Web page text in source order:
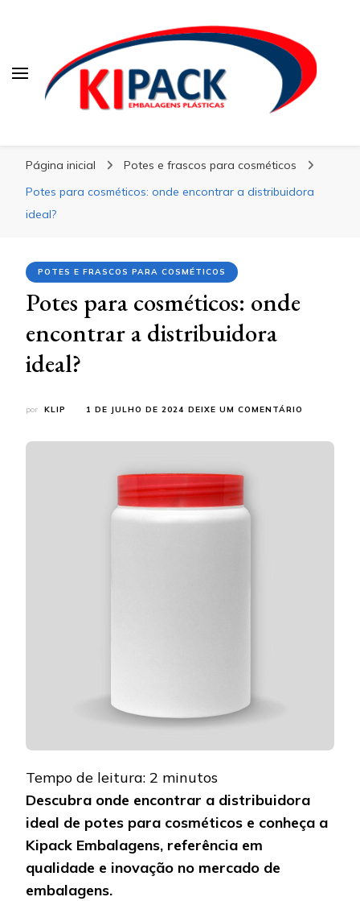
Página inicial
Potes e frascos para cosméticos
Potes para cosméticos: onde encontrar a distribuidora
ideal?
POTES E FRASCOS PARA COSMÉTICOS
Potes para cosméticos: onde
encontrar a distribuidora
ideal?
por KLIP 1 DE JULHO DE 2024 DEIXE UM COMENTÁRIO
Tempo de leitura: 2 minutos
Descubra onde encontrar a distribuidora
ideal de potes para cosméticos e conheça a
Kipack Embalagens, referência em
qualidade e inovação no mercado de
embalagens.